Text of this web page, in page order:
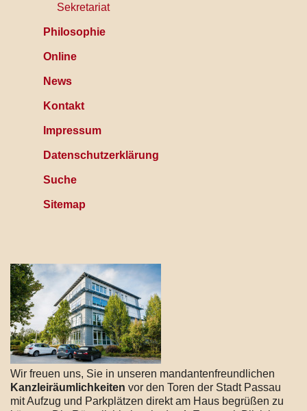
Sekretariat
Philosophie
Online
News
Kontakt
Impressum
Datenschutzerklärung
Suche
Sitemap
Wir freuen uns, Sie in unseren mandantenfreundlichen
Kanzleiräumlichkeiten vor den Toren der Stadt Passau
mit Aufzug und Parkplätzen direkt am Haus begrüßen zu